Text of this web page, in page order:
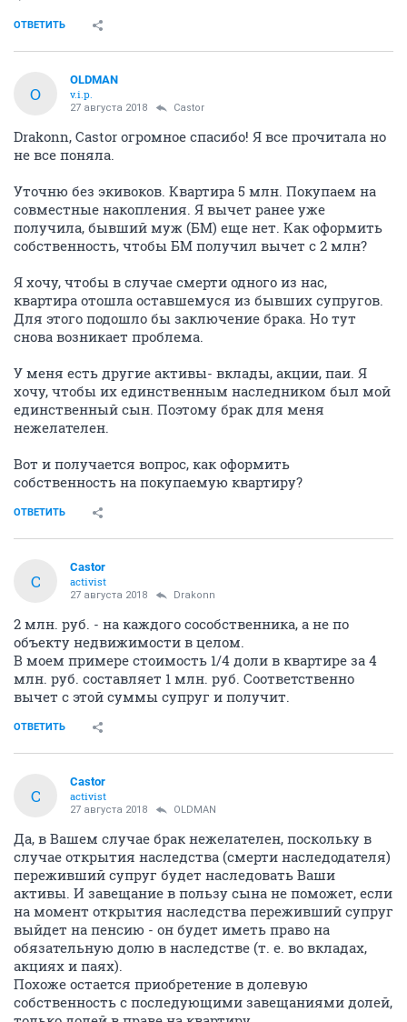
ОТВЕТИТЬ
O
OLDMAN
v.i.p.
27 августа 2018 Castor
Drakonn, Castor огромное спасибо! Я все прочитала но
не все поняла.
Уточню без экивоков. Квартира 5 млн. Покупаем на
совместные накопления. Я вычет ранее уже
получила, бывший муж (БМ) еще нет. Как оформить
собственность, чтобы БМ получил вычет с 2 млн?
Я хочу, чтобы в случае смерти одного из нас,
квартира отошла оставшемуся из бывших супругов.
Для этого подошло бы заключение брака. Но тут
снова возникает проблема.
У меня есть другие активы- вклады, акции, паи. Я
хочу, чтобы их единственным наследником был мой
единственный сын. Поэтому брак для меня
нежелателен.
Вот и получается вопрос, как оформить
собственность на покупаемую квартиру?
ОТВЕТИТЬ
C
Castor
activist
27 августа 2018 Drakonn
2 млн. руб. - на каждого сособственника, а не по
объекту недвижимости в целом.
В моем примере стоимость 1/4 доли в квартире за 4
млн. руб. составляет 1 млн. руб. Соответственно
вычет с этой суммы супруг и получит.
ОТВЕТИТЬ
C
Castor
activist
27 августа 2018 OLDMAN
Да, в Вашем случае брак нежелателен, поскольку в
случае открытия наследства (смерти наследодателя)
переживший супруг будет наследовать Ваши
активы. И завещание в пользу сына не поможет, если
на момент открытия наследства переживший супруг
выйдет на пенсию - он будет иметь право на
обязательную долю в наследстве (т. е. во вкладах,
акциях и паях).
Похоже остается приобретение в долевую
собственность с последующими завещаниями долей,